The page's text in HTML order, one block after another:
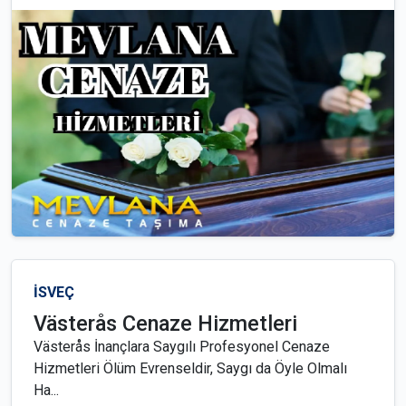
İSVEÇ
Västerås Cenaze Hizmetleri
Västerås İnançlara Saygılı Profesyonel Cenaze
Hizmetleri Ölüm Evrenseldir, Saygı da Öyle Olmalı
Ha...